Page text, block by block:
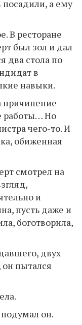
посадили, а ему
В ресторане
был зол и дал
два стола по
в
навыки.
причинение
работы… Но
чего-то. И
обиженная
смотрел на
и
пусть даже и
боготворила,
двух
он пытался
он.